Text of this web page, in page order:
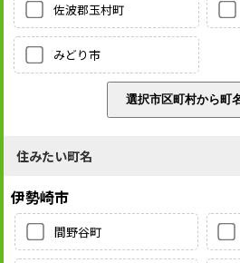
佐波郡玉村町
みどり市
住みたい町名
伊勢崎市
間野谷町